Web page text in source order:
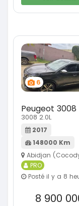
6
Peugeot 3008
3008 2.0L
2017
148000 Km
Abidjan
PRO
Posté il y a 8
8 900